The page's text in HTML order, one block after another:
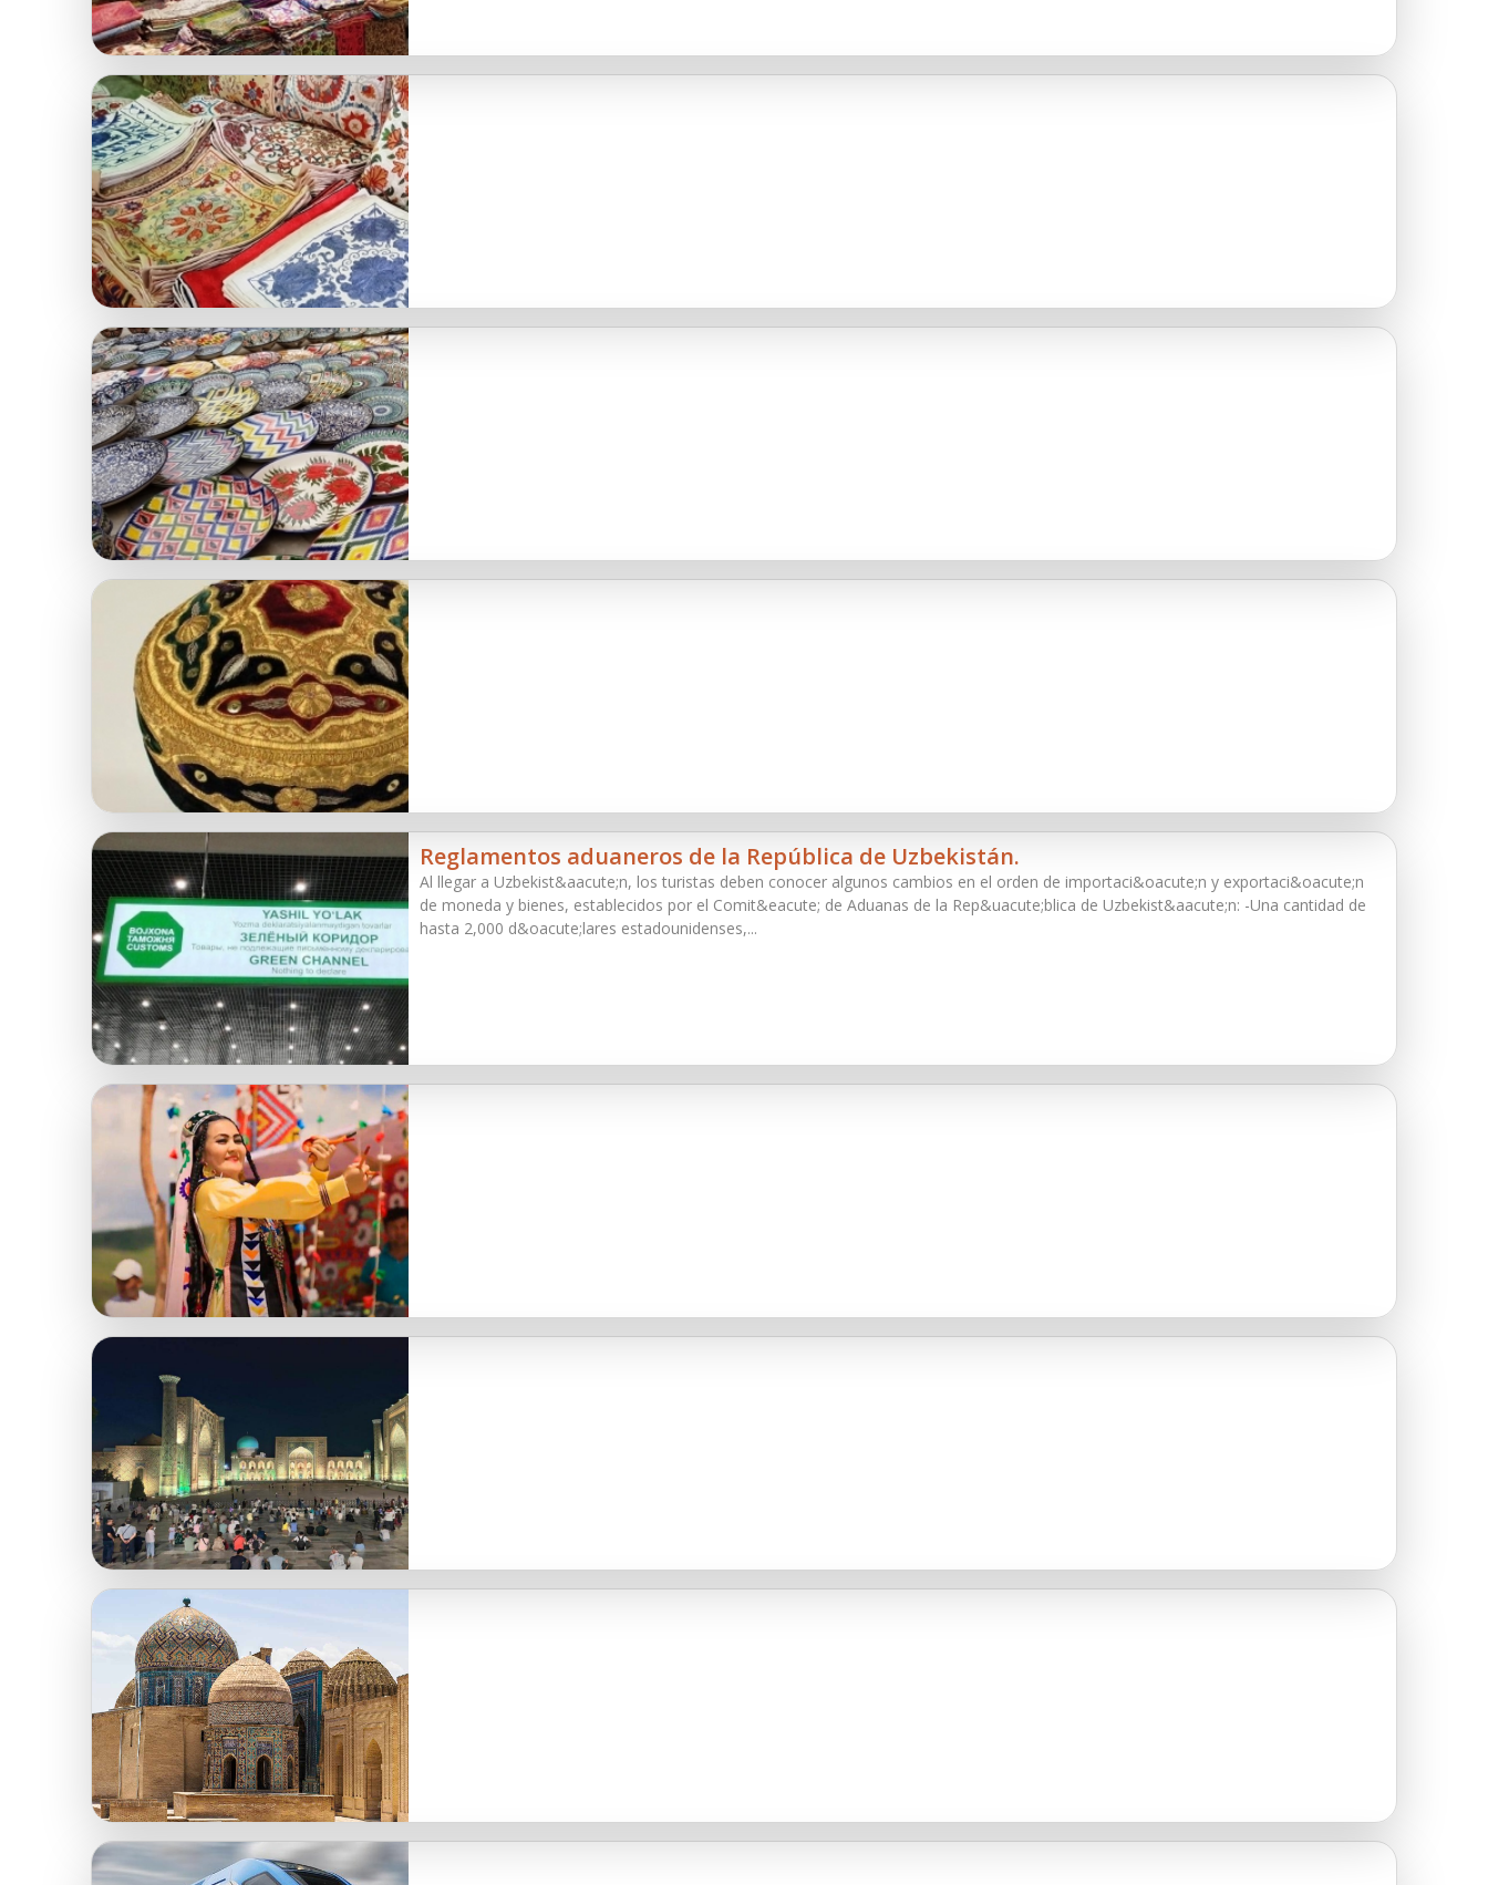
Reglamentos aduaneros de la República de Uzbekistán.
Al llegar a Uzbekist&aacute;n, los turistas deben conocer algunos cambios en el orden de importaci&oacute;n y exportaci&oacute;n
de moneda y bienes, establecidos por el Comit&eacute; de Aduanas de la Rep&uacute;blica de Uzbekist&aacute;n: -Una cantidad de
hasta 2,000 d&oacute;lares estadounidenses,...